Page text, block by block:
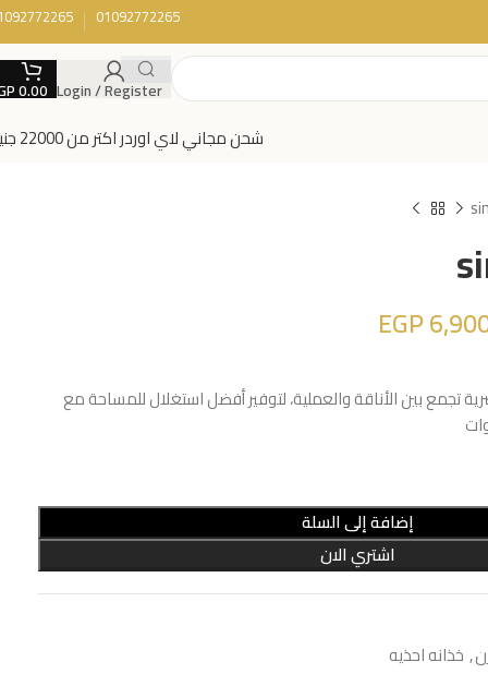
01092772265
Login / Register
0.00
شحن مجاني لاي اوردر اكتر من 22000 جنية
EGP
تجمع بين الأناقة والعملية، لتوفير أفضل استغلال للمساحة مع
إضافة إلى السلة
اشتري الان
, خذانه احذيه